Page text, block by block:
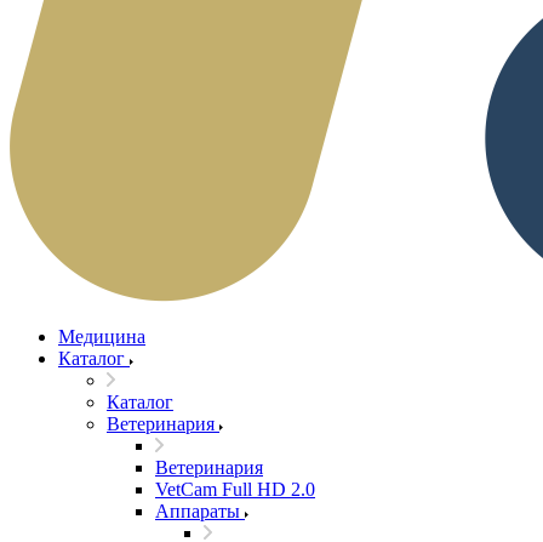
Медицина
Каталог
Каталог
Ветеринария
Ветеринария
VetCam Full HD 2.0
Аппараты